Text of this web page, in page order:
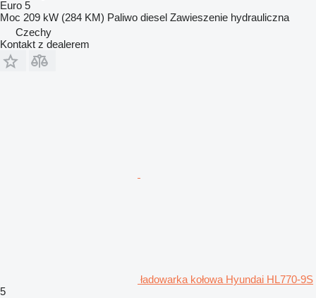
Euro 5
Moc 209 kW (284 KM) Paliwo diesel Zawieszenie hydrauliczna
Czechy
Kontakt z dealerem
ładowarka kołowa Hyundai HL770-9S
5